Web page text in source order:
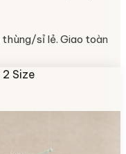
sỉ lẻ. Giao toàn
Size